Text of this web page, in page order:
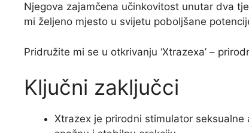
Njegova zajamčena učinkovitost unutar dva
mi željeno mjesto u svijetu poboljšane
Pridružite mi se u otkrivanju ‘Xtrazexa’ –
Ključni zaključci
Xtrazex je prirodni stimulator